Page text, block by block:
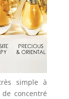
simple à
concentré